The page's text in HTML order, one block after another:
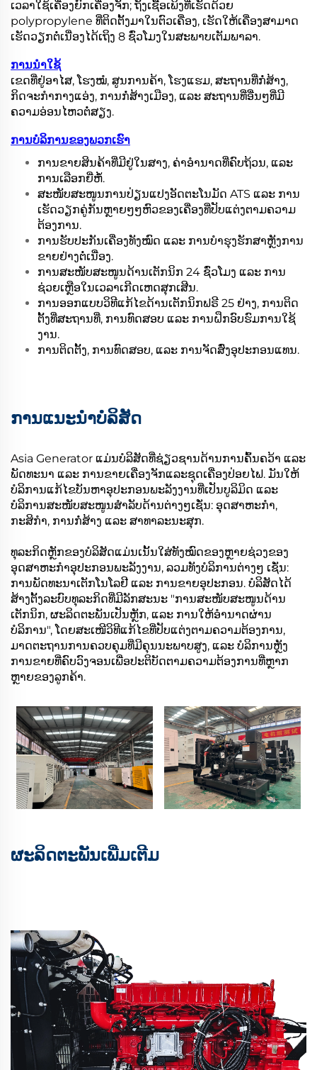
ເວລາໃຊ້ເຄື່ອງຍົກເຄື່ອງຈັກ; ຖັງເຊື້ອເພິງທີ່ເຮັດດ້ວຍ
polypropylene ທີ່ຕິດຕັ້ງມາໃນຕົວເຄື່ອງ, ເຮັດໃຫ້ເຄື່ອງສາມາດ
ເຮັດວຽກຕໍ່ເນື່ອງໄດ້ເຖິງ 8 ຊົ່ວໂມງໃນສະພາບເຕັມພາລາ.
ການນຳໃຊ້
ເຂດທີ່ຢູ່ອາໄສ, ໂຮງໝໍ, ສູນການຄ້າ, ໂຮງແຮມ, ສະຖານທີ່ກໍ່ສ້າງ,
ກິດຈະກຳກາງແອ່ງ, ການກໍ່ສ້າງເມືອງ, ແລະ ສະຖານທີ່ອື່ນໆທີ່ມີ
ຄວາມອ່ອນໄຫວຕໍ່ສຽງ.
ການບໍລິການຂອງພວກເຮົາ
ການຂາຍສິນຄ້າທີ່ມີຢູ່ໃນສາງ, ຄ່າອຳນາດທີ່ຄົບຖ້ວນ, ແລະ
ການເລືອກຍີ່ຫໍ້.
ສະໜັບສະໜູນການປ່ຽນແປງອັດຕະໂນມັດ ATS ແລະ ການ
ເຮັດວຽກຄູ່ກັນຫຼາຍໆໆຫົວຂອງເຄື່ອງທີ່ປັບແຕ່ງຕາມຄວາມ
ຕ້ອງການ.
ການຮັບປະກັນເຄື່ອງທັງໝົດ ແລະ ການບໍາຮຸງຮັກສາຫຼັງການ
ຂາຍຢ່າງຕໍ່ເນື່ອງ.
ການສະໜັບສະໜູນດ້ານເຕັກນິກ 24 ຊົ່ວໂມງ ແລະ ການ
ຊ່ວຍເຫຼືອໃນເວລາເກີດເຫດສຸກເສີນ.
ການອອກແບບວິທີແກ້ໄຂດ້ານເຕັກນິກຟຣີ 25 ຢ່າງ, ການຕິດ
ຕັ້ງທີ່ສະຖານທີ່, ການທົດສອບ ແລະ ການຝຶກອົບຮົມການໃຊ້
ງານ.
ການຕິດຕັ້ງ, ການທົດສອບ, ແລະ ການຈັດສົ່ງອຸປະກອນແທນ.
ການແນະນຳບໍລິສັດ
Asia Generator ແມ່ນບໍລິສັດທີ່ຊ່ຽວຊານດ້ານການຄົ້ນຄວ້າ ແລະ
ພັດທະນາ ແລະ ການຂາຍເຄື່ອງຈັກແລະຊຸດເຄື່ອງປ່ອຍໄຟ. ມັນໃຫ້
ບໍລິການແກ້ໄຂບັນຫາອຸປະກອນພະລັງງານທີ່ເປັນບູລິມິດ ແລະ
ບໍລິການສະໜັບສະໜູນສຳລັບດ້ານຕ່າງໆເຊັ່ນ: ອຸດສາຫະກຳ,
ກະສິກຳ, ການກໍ່ສ້າງ ແລະ ສາທາລະນະສຸກ.
ທຸລະກິດຫຼັກຂອງບໍລິສັດແມ່ນເນັ້ນໃສ່ທັງໝົດຂອງຫຼາຍຊ່ວງຂອງ
ອຸດສາຫະກຳອຸປະກອນພະລັງງານ, ລວມທັງບໍລິການຕ່າງໆ ເຊັ່ນ:
ການພັດທະນາເຕັກໂນໂລຢີ ແລະ ການຂາຍອຸປະກອນ. ບໍລິສັດໄດ້
ສ້າງຕັ້ງລະບົບທຸລະກິດທີ່ມີລັກສະນະ "ການສະໜັບສະໜູນດ້ານ
ເຕັກນິກ, ຜະລິດຕະພັນເປັນຫຼັກ, ແລະ ການໃຫ້ອຳນາດຜ່ານ
ບໍລິການ", ໂດຍສະເໜີວິທີແກ້ໄຂທີ່ປັບແຕ່ງຕາມຄວາມຕ້ອງການ,
ມາດຕະຖານການຄວບຄຸມທີ່ມີຄຸນນະພາບສູງ, ແລະ ບໍລິການຫຼັງ
ການຂາຍທີ່ຄົບວົງຈອນເພື່ອປະຕິບັດຕາມຄວາມຕ້ອງການທີ່ຫຼາກ
ຫຼາຍຂອງລູກຄ້າ.
ຜະລິດຕະພັນເພີ່ມເຕີມ